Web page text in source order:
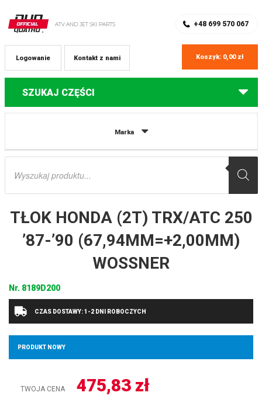
+48 699 570 067
Kontakt z nami
Logowanie Koszyk: 0,00 zł
SZUKAJ CZĘŚCI
Marka
Wyszukiwarka
Części do quadów Honda
TŁOK HONDA (2T) TRX/ATC 250
’87-’90 (67,94MM=+2,00MM)
WOSSNER
Nr. 8189D200
CZAS DOSTAWY: 1-2 DNI ROBOCZYCH
PRODUKT NOWY
TWOJA CENA 475,83 zł